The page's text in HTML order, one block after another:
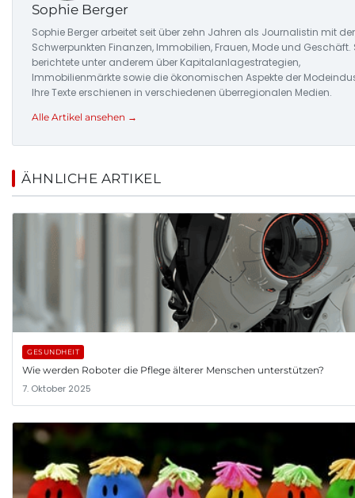
Sophie Berger
Sophie Berger arbeitet seit über zehn Jahren als Journalistin mit
Schwerpunkten Finanzen, Immobilien, Frauen, Mode und Geschäft.
berichtete unter anderem über Kapitalanlagestrategien,
Immobilienmärkte sowie die ökonomischen Aspekte der
Ihre Texte erschienen in verschiedenen überregionalen Medien.
Alle Artikel ansehen →
ÄHNLICHE ARTIKEL
GESUNDHEIT
Wie werden Roboter die Pflege älterer Menschen unterstützen?
7. Oktober 2025